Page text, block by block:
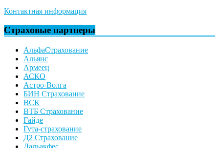
Контактная информация
Страховые партнеры
АльфаСтрахование
Альянс
Армеец
АСКО
Астро-Волга
БИН Страхование
ВСК
ВТБ Страхование
Гайде
Гута-страхование
Д2 Страхование
Дальакфес